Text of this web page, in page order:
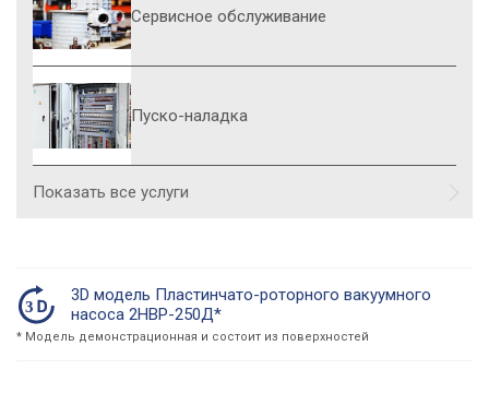
Сервисное обслуживание
Пуско-наладка
Показать все услуги
3D модель Пластинчато-роторного вакуумного
насоса 2НВР-250Д*
* Модель демонстрационная и состоит из поверхностей